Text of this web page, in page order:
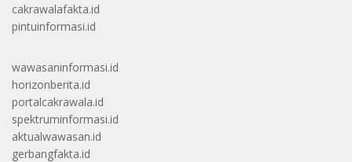
cakrawalafakta.id
pintuinformasi.id
wawasaninformasi.id
horizonberita.id
portalcakrawala.id
spektruminformasi.id
aktualwawasan.id
gerbangfakta.id